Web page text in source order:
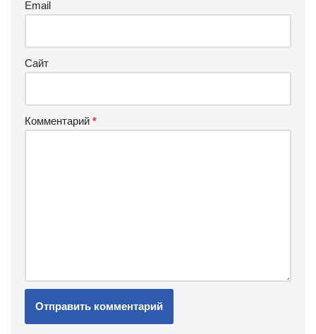
Email
Сайт
Комментарий *